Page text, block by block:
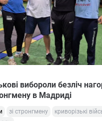
вибороли безліч
в Мадриді
зі стронгмену
криворізькі